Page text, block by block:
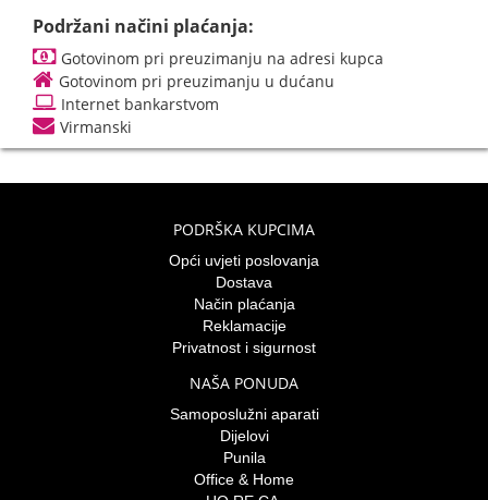
Podržani načini plaćanja:
Gotovinom pri preuzimanju na adresi kupca
Gotovinom pri preuzimanju u dućanu
Internet bankarstvom
Virmanski
PODRŠKA KUPCIMA
Opći uvjeti poslovanja
Dostava
Način plaćanja
Reklamacije
Privatnost i sigurnost
NAŠA PONUDA
Samoposlužni aparati
Dijelovi
Punila
Office & Home